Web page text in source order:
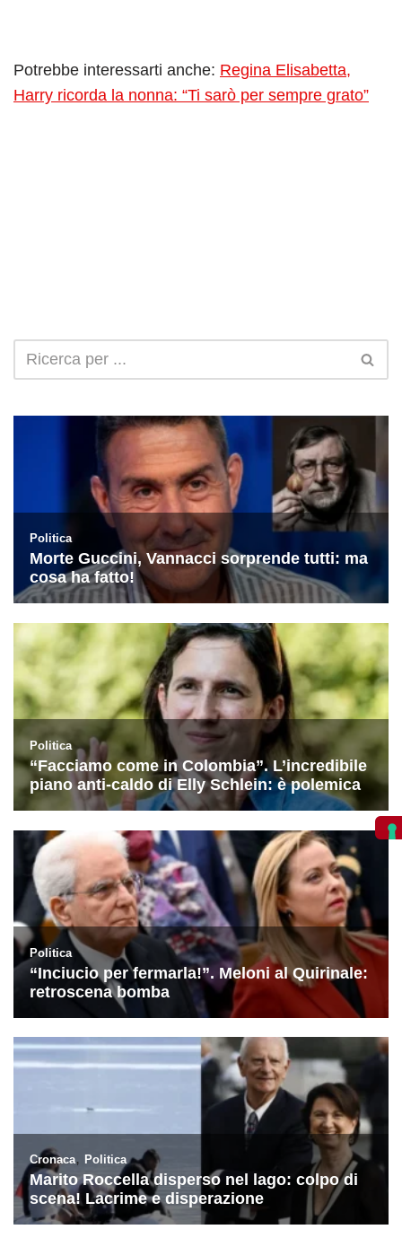
Potrebbe interessarti anche: Regina Elisabetta,
Harry ricorda la nonna: “Ti sarò per sempre grato”